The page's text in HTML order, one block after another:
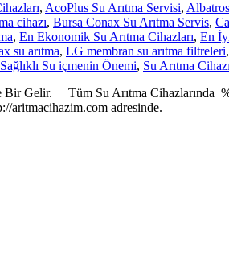
, AcoPlus Su Arıtma Servisi,
cihazı, Bursa Conax Su Arıtma Servis,
, En Ekonomik Su Arıtma Cihazları, En
su arıtma, LG membran su arıtma filtreleri,
Sağlıklı Su içmenin Önemi, Su Arıtma Cihazı
Tüm Su Arıtma Cihazlarında
aritmacihazim.com adresinde.